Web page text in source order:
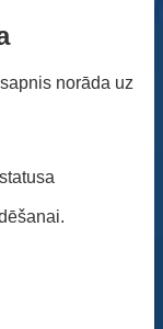
norāda uz